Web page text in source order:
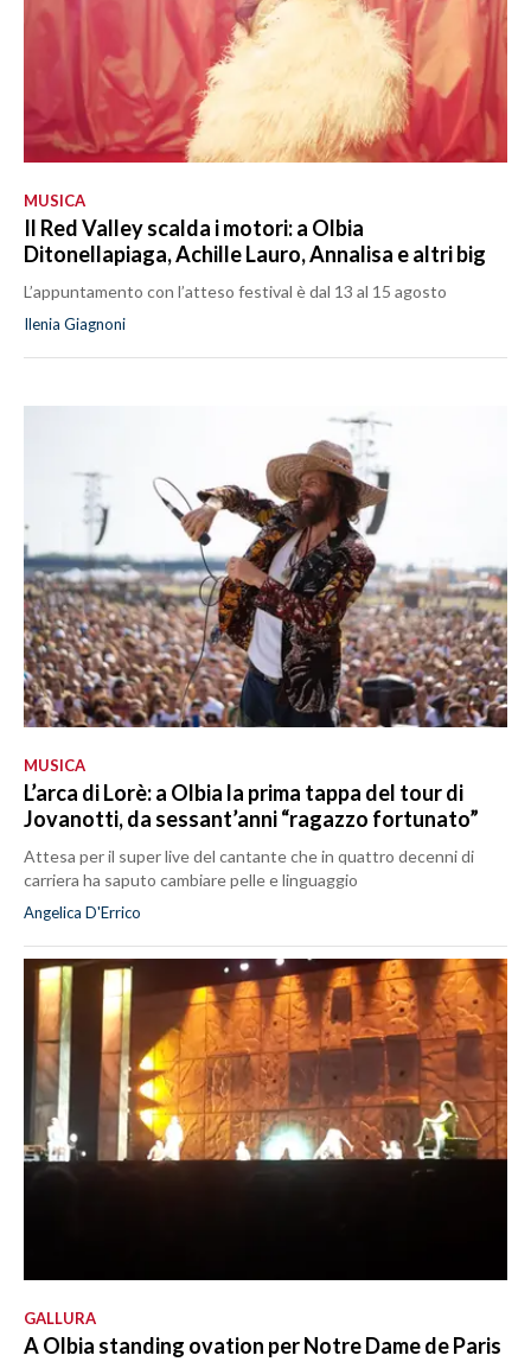
MUSICA
Il Red Valley scalda i motori: a Olbia
Ditonellapiaga, Achille Lauro, Annalisa e altri big
L’appuntamento con l’atteso festival è dal 13 al 15 agosto
Ilenia Giagnoni
MUSICA
L’arca di Lorè: a Olbia la prima tappa del tour di
Jovanotti, da sessant’anni “ragazzo fortunato”
Attesa per il super live del cantante che in quattro decenni di
carriera ha saputo cambiare pelle e linguaggio
Angelica D'Errico
GALLURA
A Olbia standing ovation per Notre Dame de Paris